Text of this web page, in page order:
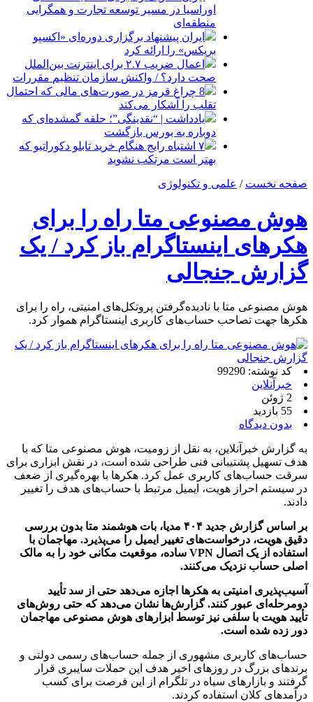
اوراسیا در مسیر توسعه تجارت و همگرایی
منطقه‌ای
ایران پیشنهاد برگزاری دوره‌ای «اکسپو
بریکس» را ارائه کرد
اعمال ضریب ۲.۷ برای اینترنت بین‌الملل
صحت دارد؟ / واکنش سازمان تنظیم مقررات
8 چراغ قرمز در صورت‌های مالی که احتمال
تقلب را آشکار می‌کند
یادداشت | “نقدینگی”؛ حلقه گمشده‌ای که
دوباره به بورس بازگشت
۷ اشتباه رایج هنگام خرید تابلو دکوراتیو که
بهتر است مرتکب نشوید
صفحه نخست / علمی و تکنولوژی
هوش مصنوعی متا راه را برای
هکرهای اینستاگرام باز کرد / یک
گزارش جنجالی
هوش مصنوعی متا با نادیده‌گرفتن پروتکل‌های امنیتی، راه را برای
هکرها جهت تصاحب حساب‌های کاربری اینستاگرام هموار کرد.
کد نوشته: 99290
خبرآنلاین
2 ژوئن
55 بازدید
بدون دیدگاه
به گزارش خبرآنلاین، به نقل از زومیت، هوش مصنوعی متا که با
هدف تسهیل پشتیبانی فنی طراحی شده است، در نقش ابزاری برای
سرقت حساب‌های کاربری عمل کرد. هکرها با بهره‌گیری از ضعف
در سیستم احراز هویت، ایمیل مرتبط با حساب‌های هدف را تغییر
دادند.
بر اساس گزارش جدید ۴۰۴ مدیا، بات هوشمند متا بدون بررسی
دقیق هویت، درخواست‌های تغییر ایمیل را می‌پذیرد. مهاجمان با
استفاده از یک اتصال VPN ساده، موقعیت مکانی خود را به مالک
اصلی حساب نزدیک می‌کنند.
آسیب‌پذیری امنیتی به هکرها اجازه می‌دهد حتی از سد تأیید
دومرحله‌ای عبور کنند. گزارش‌ها نشان می‌دهد که حتی روش‌های
تأیید هویت با سلفی نیز توسط ابزارهای هوش مصنوعی مهاجمان
دور زده شده است.
حساب‌های کاربری مشهوری از جمله حساب‌های رسمی دولتی و
برندهای بزرگ در روزهای اخیر هدف این حملات سایبری قرار
گرفتند و بازارهای سیاه در تلگرام از این فرصت برای کسب
درآمدهای کلان استفاده کردند.